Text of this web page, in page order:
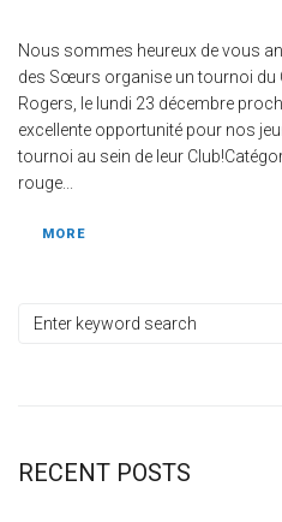
Nous sommes heureux de vous
des Sœurs organise un tournoi du
Rogers, le lundi 23 décembre
excellente opportunité pour nos
tournoi au sein de leur
rouge...
MORE
RECENT POSTS